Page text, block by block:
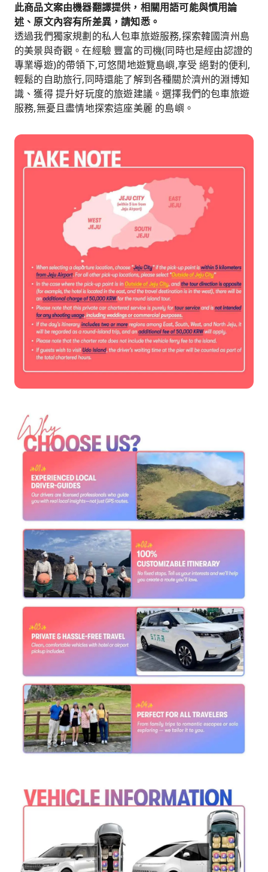
此商品文案由機器翻譯提供，相關用語可能與慣用論
述、原文內容有所差異，請知悉。
透過我們獨家規劃的私人包車旅遊服務,探索韓國濟州島
的美景與奇觀。在經驗 豐富的司機(同時也是經由認證的
專業導遊)的帶領下,可悠閒地遊覽島嶼,享受 絕對的便利,
輕鬆的自助旅行,同時還能了解到各種關於濟州的淵博知
識、獲得 提升好玩度的旅遊建議。選擇我們的包車旅遊
服務,無憂且盡情地探索這座美麗 的島嶼。